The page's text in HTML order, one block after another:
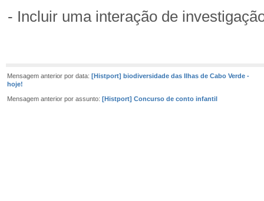
- Incluir uma interação de
Mensagem anterior por data: [Histport] biodiversidade das Ilhas de Cabo Verde -
hoje!
Mensagem anterior por assunto: [Histport] Concurso de conto infantil